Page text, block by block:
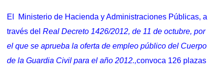
El Ministerio de Hacienda y Administraciones Públicas, a
través del Real Decreto 1426/2012, de 11 de octubre, por
el que se aprueba la oferta de empleo público del Cuerpo
de la Guardia Civil para el año 2012.,convoca 126 plazas